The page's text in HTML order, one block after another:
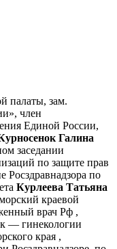
палаты, зам.
член
Единой России,
Галина
заседании
по защите прав
Росздравнадзора по
Курлеева Татьяна
краевой
врач Рф ,
— гинекологии
края ,